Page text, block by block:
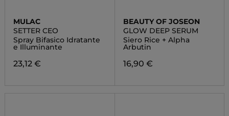
MULAC
SETTER CEO
Spray Bifasico Idratante
e Illuminante
23,12 €
BEAUTY OF JOSEON
GLOW DEEP SERUM
Siero Rice + Alpha
Arbutin
16,90 €